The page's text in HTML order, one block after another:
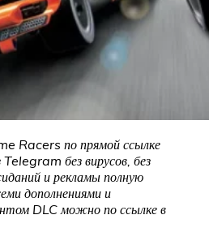
Racers по прямой ссылке
без вирусов, без
и рекламы полную
дополнениями и
DLC можно по ссылке в